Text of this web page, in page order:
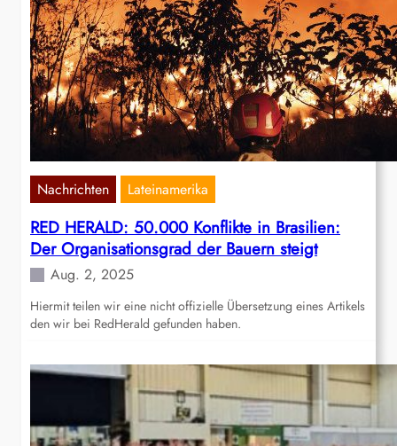
Nachrichten Lateinamerika
RED HERALD: 50.000 Konflikte in Brasilien:
Der Organisationsgrad der Bauern steigt
Aug. 2, 2025
Hiermit teilen wir eine nicht offizielle Übersetzung eines Artikels
den wir bei RedHerald gefunden haben.